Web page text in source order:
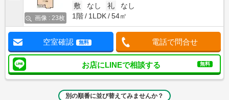
画像 : 23枚
敷
なし 礼
なし
1階
1LDK 54㎡
空室確認 無料 電話で問合せ
お店にLINEで相談する 無料
別の順番に並び替えてみませんか？